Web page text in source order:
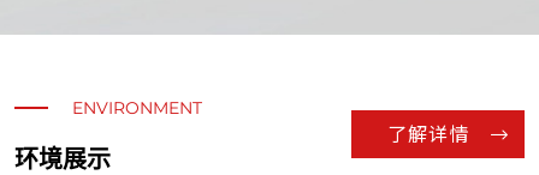
ENVIRONMENT
环境展示
了解详情